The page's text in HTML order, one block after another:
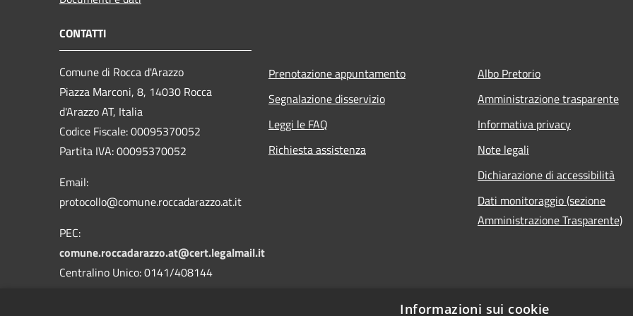
CONTATTI
Comune di Rocca d'Arazzo
Piazza Marconi, 8, 14030 Rocca
d'Arazzo AT, Italia
Codice Fiscale: 00095370052
Partita IVA: 00095370052
Email:
protocollo@comune.roccadarazzo.at.it
PEC:
comune.roccadarazzo.at@cert.legalmail.it
Centralino Unico: 0141/408144
Prenotazione appuntamento
Segnalazione disservizio
Leggi le FAQ
Richiesta assistenza
Albo Pretorio
Amministrazione trasparente
Informativa privacy
Note legali
Dichiarazione di accessibilità
Dati monitoraggio (sezione
Amministrazione Trasparente)
Informazioni sui cookie